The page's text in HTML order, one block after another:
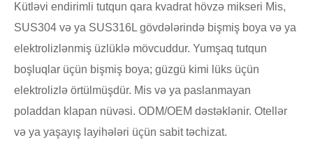
Kütləvi endirimli tutqun qara kvadrat hövzə mikseri Mis,
SUS304 və ya SUS316L gövdələrində bişmiş boya və ya
elektrolizlənmiş üzlüklə mövcuddur. Yumşaq tutqun
boşluqlar üçün bişmiş boya; güzgü kimi lüks üçün
elektrolizlə örtülmüşdür. Mis və ya paslanmayan
poladdan klapan nüvəsi. ODM/OEM dəstəklənir. Otellər
və ya yaşayış layihələri üçün sabit təchizat.